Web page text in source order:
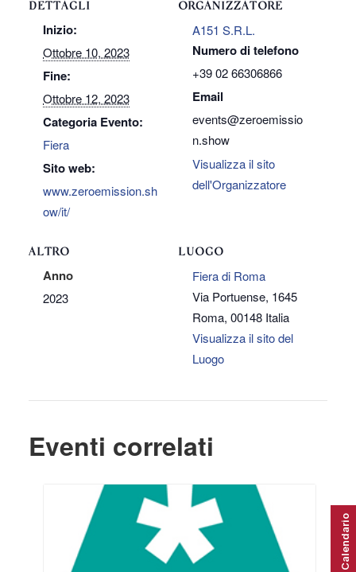
DETTAGLI
Inizio:
Ottobre 10, 2023
Fine:
Ottobre 12, 2023
Categoria Evento:
Fiera
Sito web:
www.zeroemission.sh
ow/it/
LUOGO
Fiera di Roma
Via Portuense, 1645
Roma, 00148 Italia
Visualizza il sito del
Luogo
ORGANIZZATORE
A151 S.R.L.
Numero di telefono
+39 02 66306866
Email
events@zeroemissio
n.show
Visualizza il sito
dell'Organizzatore
ALTRO
Anno
2023
Eventi correlati
Calendario